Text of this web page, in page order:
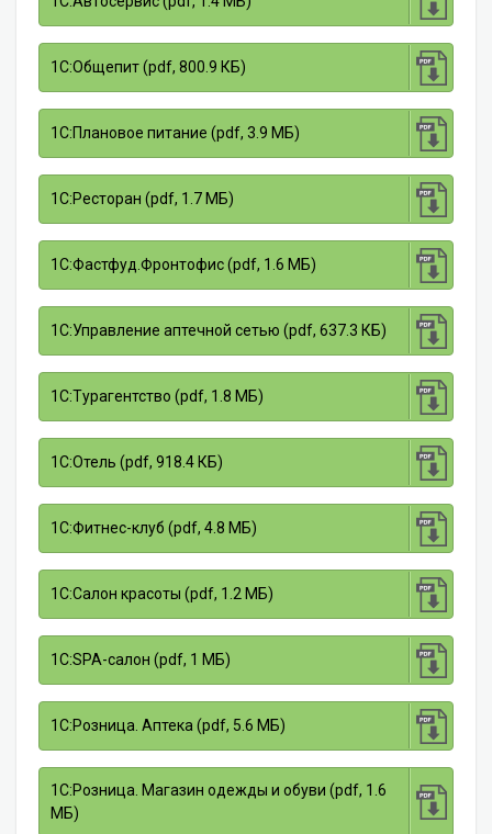
1С:Общепит (pdf, 800.9 КБ)
1С:Плановое питание (pdf, 3.9 МБ)
1С:Ресторан (pdf, 1.7 МБ)
1С:Фастфуд.Фронтофис (pdf, 1.6 МБ)
1С:Управление аптечной сетью (pdf, 637.3 КБ)
1С:Турагентство (pdf, 1.8 МБ)
1С:Отель (pdf, 918.4 КБ)
1С:Фитнес-клуб (pdf, 4.8 МБ)
1С:Салон красоты (pdf, 1.2 МБ)
1С:SPA-салон (pdf, 1 МБ)
1С:Розница. Аптека (pdf, 5.6 МБ)
1С:Розница. Магазин одежды и обуви (pdf, 1.6
МБ)